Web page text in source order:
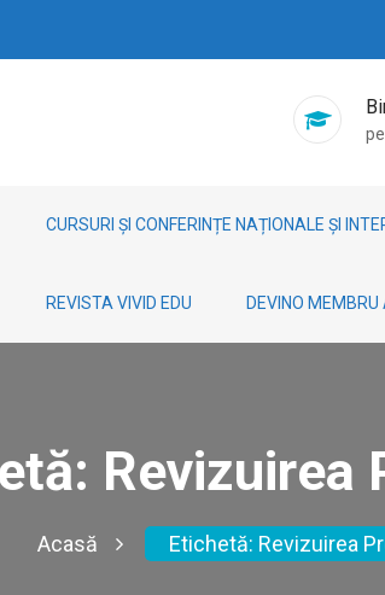
CURSURI ȘI CONFERINȚE NAȚIONALE ȘI
REVISTA VIVID EDU DEVINO MEMBRU
Revizuirea
Acasă Etichetă: Revizuirea